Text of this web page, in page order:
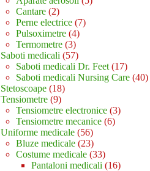
Cantare 22
produse
Perne electrice 77
Pulsoximetre 44
Termometre 33
produse
Saboti medicali 5757
de
produse
Saboti medicali Dr. Feet 1717
produse
Saboti medicali Nursing Care 4040
Stetoscoape 1818
Tensiometre 99
produse
Tensiometre electronice 33
Tensiometre mecanice 66
Uniforme medicale 5656
de
produse
Bluze medicale 2323
de
produse
Costume medicale 3333
de
Pantaloni medicali 1616